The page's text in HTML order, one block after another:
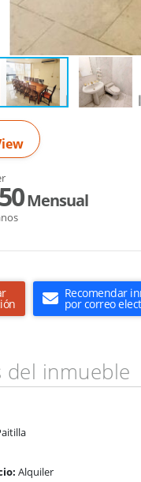
Mensual
Recomendar
por correo
del inmueble
Alquiler